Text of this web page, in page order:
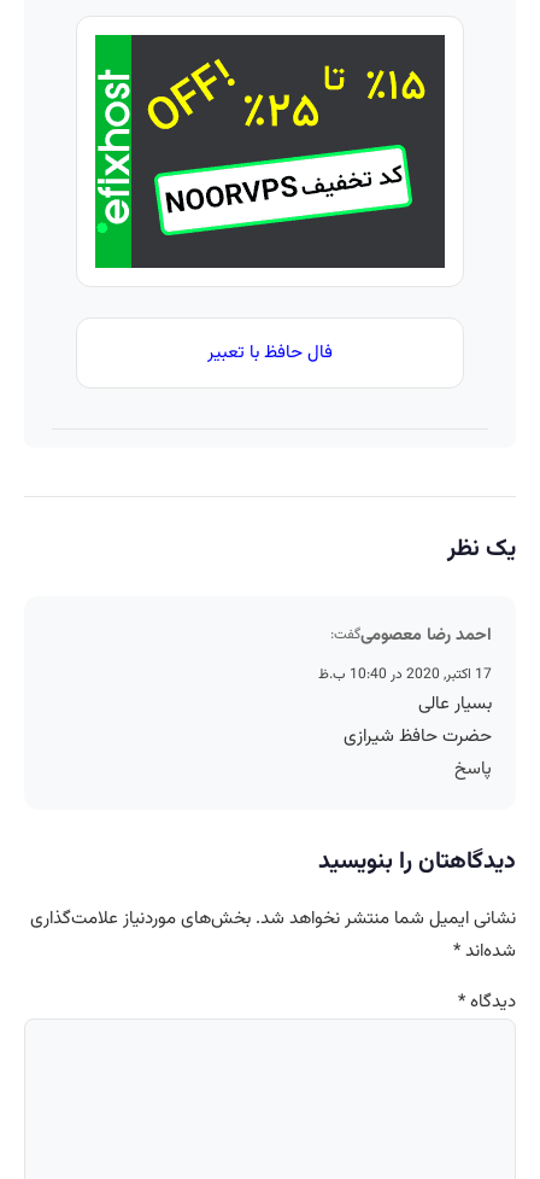
فال حافظ با تعبیر
یک نظر
احمد رضا معصومیگفت:
17 اکتبر, 2020 در 10:40 ب.ظ
بسیار عالی
حضرت حافظ شیرازی
پاسخ
دیدگاهتان را بنویسید
نشانی ایمیل شما منتشر نخواهد شد. بخش‌های موردنیاز علامت‌گذاری
شده‌اند*
دیدگاه*